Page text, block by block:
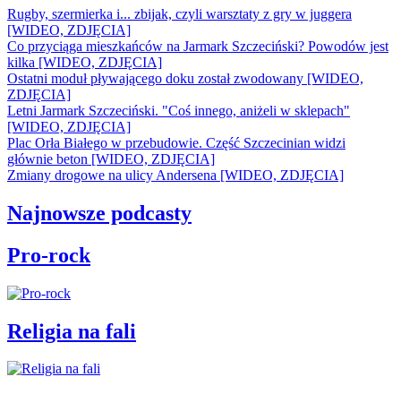
Rugby, szermierka i... zbijak, czyli warsztaty z gry w juggera
[WIDEO, ZDJĘCIA]
Co przyciąga mieszkańców na Jarmark Szczeciński? Powodów jest
kilka [WIDEO, ZDJĘCIA]
Ostatni moduł pływającego doku został zwodowany [WIDEO,
ZDJĘCIA]
Letni Jarmark Szczeciński. "Coś innego, aniżeli w sklepach"
[WIDEO, ZDJĘCIA]
Plac Orła Białego w przebudowie. Część Szczecinian widzi
głównie beton [WIDEO, ZDJĘCIA]
Zmiany drogowe na ulicy Andersena [WIDEO, ZDJĘCIA]
Najnowsze podcasty
Pro-rock
Religia na fali